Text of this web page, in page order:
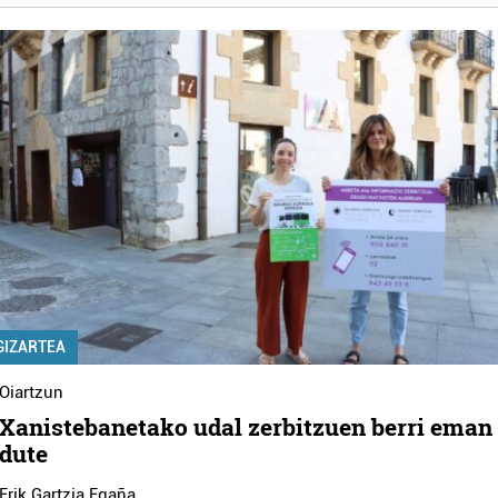
udal zerbitzuen berri eman